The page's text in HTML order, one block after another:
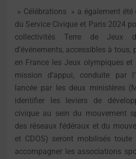
» Célébrations » a également été
du Service Civique et Paris 2024
collectivités Terre de Jeux
d’événements, accessibles à tous,
en France les Jeux olympiques et
mission d’appui, conduite par
lancée par les deux ministères
identifier les leviers de
civique au sein du mouvement
des réseaux fédéraux et du
et CDOS) seront mobilisés toute
accompagner les associations